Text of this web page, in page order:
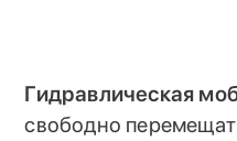
Гидравлическая
свободно